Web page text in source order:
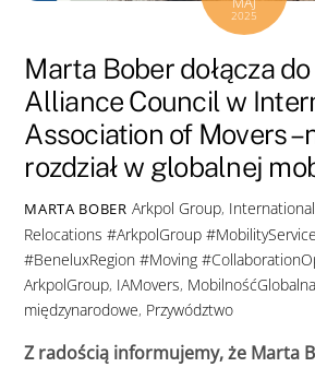
2025
Marta Bober dołącza
Alliance Council w
Association of Movers –
rozdział w globalnej
MARTA BOBER Arkpol Group,
Relocations #ArkpolGroup
#BeneluxRegion #Moving
ArkpolGroup, IAMovers, MobilnośćGlobalna
międzynarodowe, Przywództwo
Zradością informujemy,że Marta